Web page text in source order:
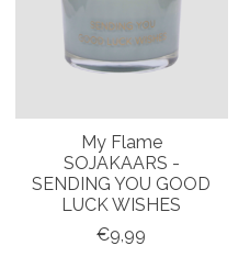
My Flame
SOJAKAARS -
SENDING YOU GOOD
LUCK WISHES
€9,99